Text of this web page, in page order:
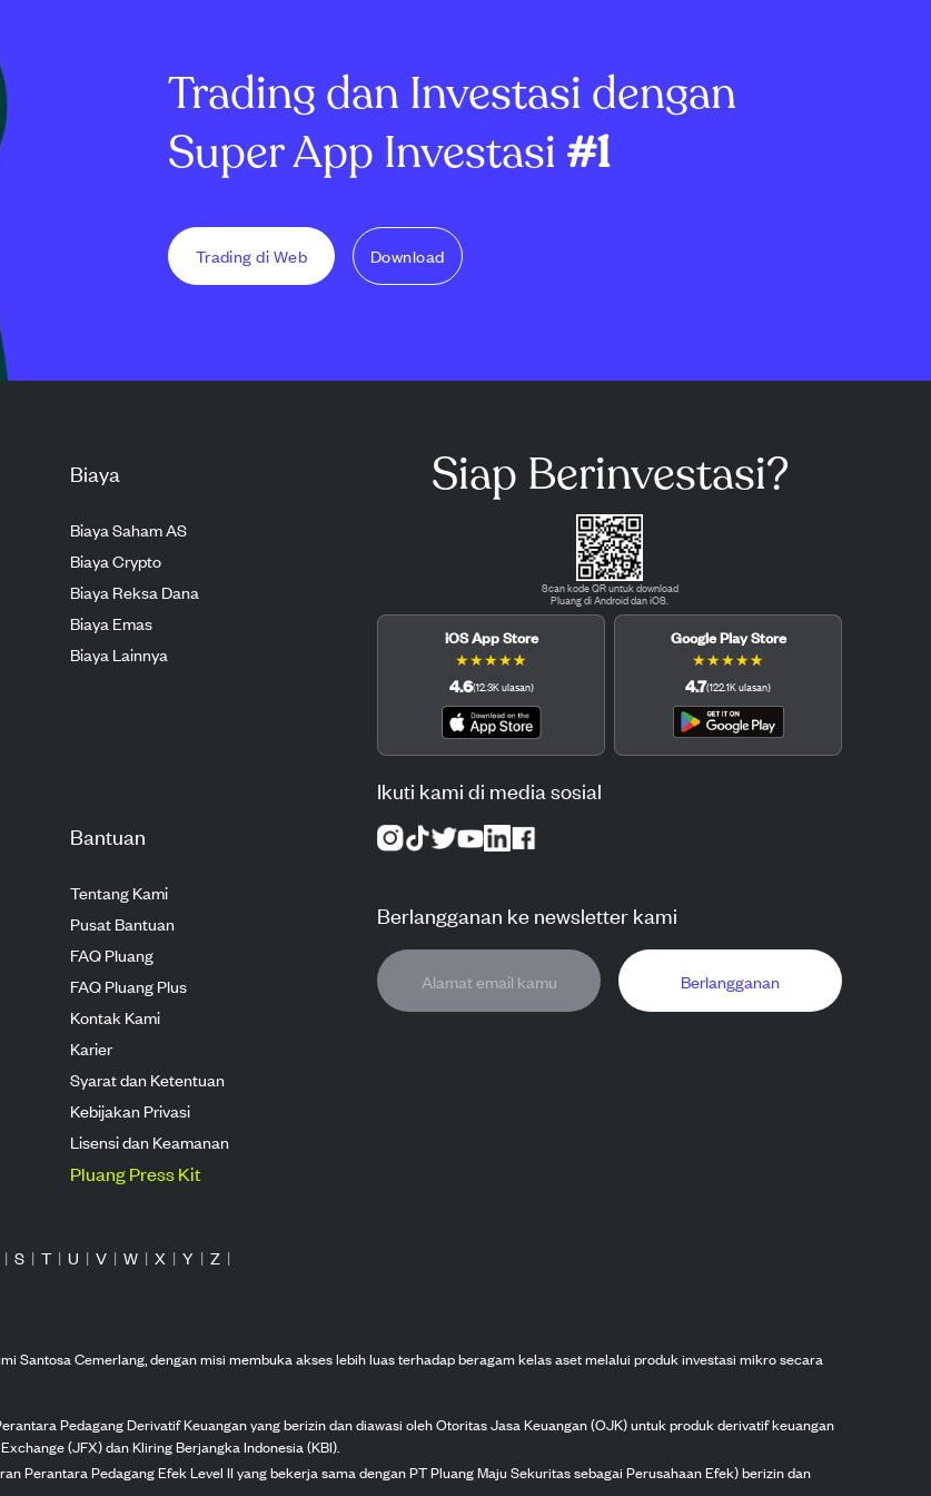
Trading dan Investasi dengan
Super App Investasi #1
Trading di Web Download
Biaya
Biaya Saham AS
Biaya Crypto
Biaya Reksa Dana
Biaya Emas
Biaya Lainnya
Bantuan
Tentang Kami
Pusat Bantuan
FAQ Pluang
FAQ Pluang Plus
Kontak Kami
Karier
Syarat dan Ketentuan
Kebijakan Privasi
Lisensi dan Keamanan
Pluang Press Kit
Siap Berinvestasi?
Scan kode QR untuk download
Pluang di Android dan iOS.
iOS App Store
★★★★★
4.6(12.3Kulasan)
Google Play Store
★★★★★
4.7(122.1Kulasan)
Ikuti kami di media sosial
Berlangganan ke newsletter kami
Berlangganan
| S | T | U | V | W | X | Y | Z |
Santosa Cemerlang, dengan misi membuka akses lebih luas terhadap beragam kelas aset melalui produk investasi mikro secara
Pedagang Derivatif Keuangan yang berizin dan diawasi oleh Otoritas Jasa Keuangan (OJK) untuk produk derivatif keuangan
(JFX) dan Kliring Berjangka Indonesia (KBI).
Perantara Pedagang Efek Level II yang bekerja sama dengan PT Pluang Maju Sekuritas sebagai Perusahaan Efek) berizin dan